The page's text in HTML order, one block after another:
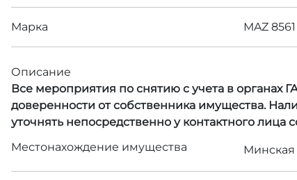
Марка MAZ
Описание
Все мероприятия по снятию с учета в органах
доверенности от собственника имущества.
уточнять непосредственно у контактного лица
Местонахождение имущества
Минская